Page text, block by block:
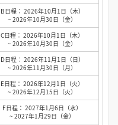
B日程： 2026年10月1日（木）
~ 2026年10月30日（金）
C日程： 2026年10月1日（木）
~ 2026年10月30日（金）
D日程： 2026年11月1日（日）
~ 2026年11月30日（月）
E日程： 2026年12月1日（火）
~ 2026年12月15日（火）
F日程： 2027年1月6日（水）
~ 2027年1月29日（金）